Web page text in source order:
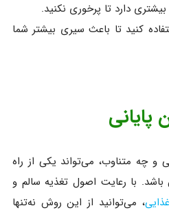
دارد تا پرخوری نکنید.
کنید تا باعث سیری بیشتر شما
و چه متناوب، می‌تواند یکی از راه
با رعایت اصول تغذیه سالم و
، می‌توانید از این روش نه‌تنها